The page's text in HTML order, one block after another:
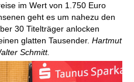
im Wert von 1.750 Euro
geht es um nahezu den
30 Titelträger anlocken
glatten Tausender. Hartmut
Schmitt.